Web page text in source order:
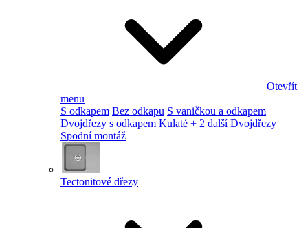
Otevřít
menu
S odkapem Bez odkapu S vaničkou a odkapem
Dvojdřezy s odkapem Kulaté + 2 další Dvojdřezy
Spodní montáž
Tectonitové dřezy